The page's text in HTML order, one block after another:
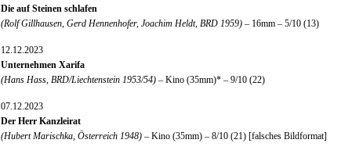
Die auf Steinen schlafen
(Rolf Gillhausen, Gerd Hennenhofer, Joachim Heldt, BRD 1959) – 16mm – 5/10 (13)
12.12.2023
Unternehmen Xarifa
(Hans Hass, BRD/Liechtenstein 1953/54) – Kino (35mm)* – 9/10 (22)
07.12.2023
Der Herr Kanzleirat
(Hubert Marischka, Österreich 1948) – Kino (35mm) – 8/10 (21) [falsches Bildformat]